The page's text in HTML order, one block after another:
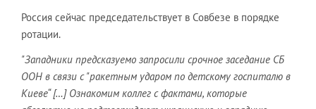
Россия сейчас председательствует в Совбезе в порядке
ротации.
"Западники предсказуемо запросили срочное заседание СБ
ООН в связи с "ракетным ударом по детскому госпиталю в
Киеве“ […] Ознакомим коллег с фактами, которые